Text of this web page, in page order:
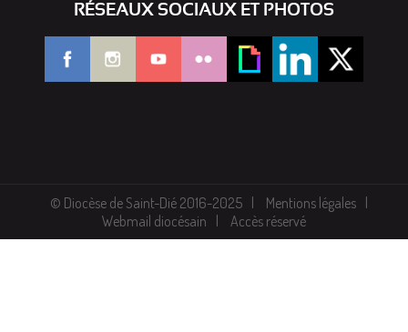
RÉSEAUX SOCIAUX ET PHOTOS
© Diocèse de Saint-Dié 2016-2025
Mentions légales
Webmail diocésain
Accès réservé